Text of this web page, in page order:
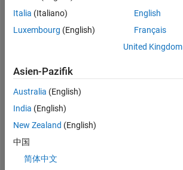
BEITRÄGE L
1
4
5
6
11/12
04/14
09/15
02/17
07/18
12/19
05/21
10/22
03/24
08/25
07/14
03/16
11/17
07/19
03/21
11/22
07/24
03/26 10/14
RANG
14.625
Italia (Italiano)
Luxembourg (English)
English
Français
United Kingdom
Asien-Pazifik
Australia (English)
India (English)
New Zealand (English)
中国
简体中文